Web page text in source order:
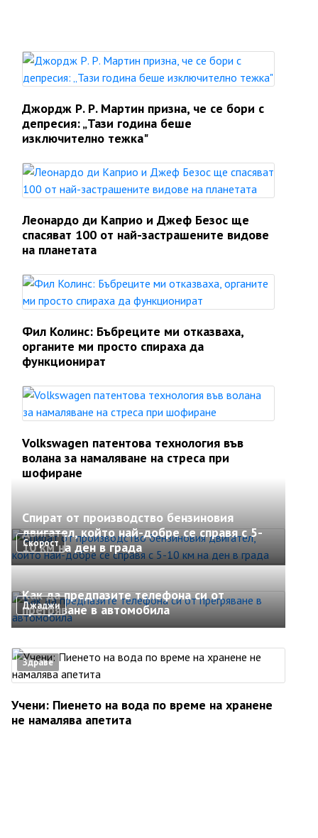
Джордж Р. Р. Мартин призна, че се бори с
депресия: „Тази година беше
изключително тежка"
Леонардо ди Каприо и Джеф Безос ще
спасяват 100 от най-застрашените видове
на планетата
Фил Колинс: Бъбреците ми отказваха,
органите ми просто спираха да
функционират
Volkswagen патентова технология във
волана за намаляване на стреса при
шофиране
Скорост
Спират от производство бензиновия
двигател, който най-добре се справя с 5-
10 км на ден в града
Джаджи
Как да предпазите телефона си от
прегряване в автомобила
Здраве
Учени: Пиенето на вода по време на хранене
не намалява апетита